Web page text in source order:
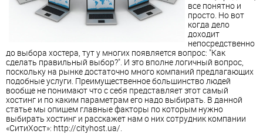
все понятно и
просто. Но вот
когда дело
доходит
непосредственно
до выбора хостера, тут у многих появляется вопрос: "Как
сделать правильный выбор?". И это вполне логичный вопрос,
поскольку на рынке достаточно много компаний предлагающих
подобные услуги. Преимущественное большинство людей
вообще не понимают что с себя представляет этот самый
хостинг и по каким параметрам его надо выбирать. В данной
статье мы опишем главные факторы по которым нужно
выбирать хостинг и расскажет нам о них сотрудник компании
«СитиХост»: http://cityhost.ua/.